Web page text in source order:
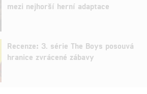
mezi nejhorší herní adaptace
Recenze: 3. série The Boys posouvá
hranice zvrácené zábavy